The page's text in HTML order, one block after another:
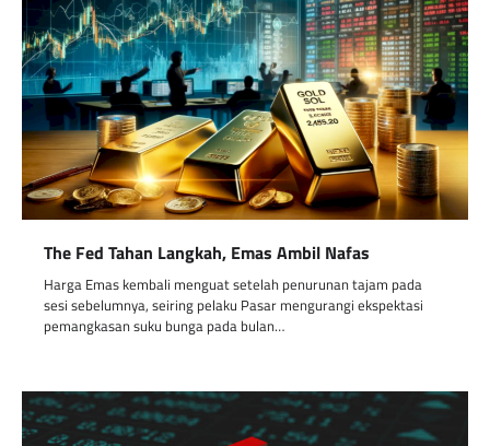
The Fed Tahan Langkah, Emas Ambil Nafas
Harga Emas kembali menguat setelah penurunan tajam pada
sesi sebelumnya, seiring pelaku Pasar mengurangi ekspektasi
pemangkasan suku bunga pada bulan…